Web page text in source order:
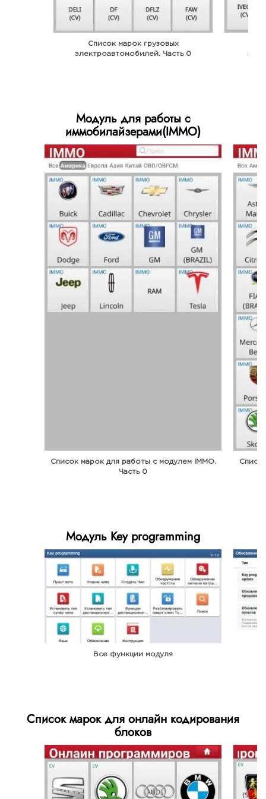
Список марок грузовых
электроавтомобилей. Часть 0
Модуль для работы с
иммобилайзерами(IMMO)
Список марок для работы с модулем IMMO.
Часть 0
Модуль Key programming
Все функции модуля
Список марок для онлайн кодирования
блоков